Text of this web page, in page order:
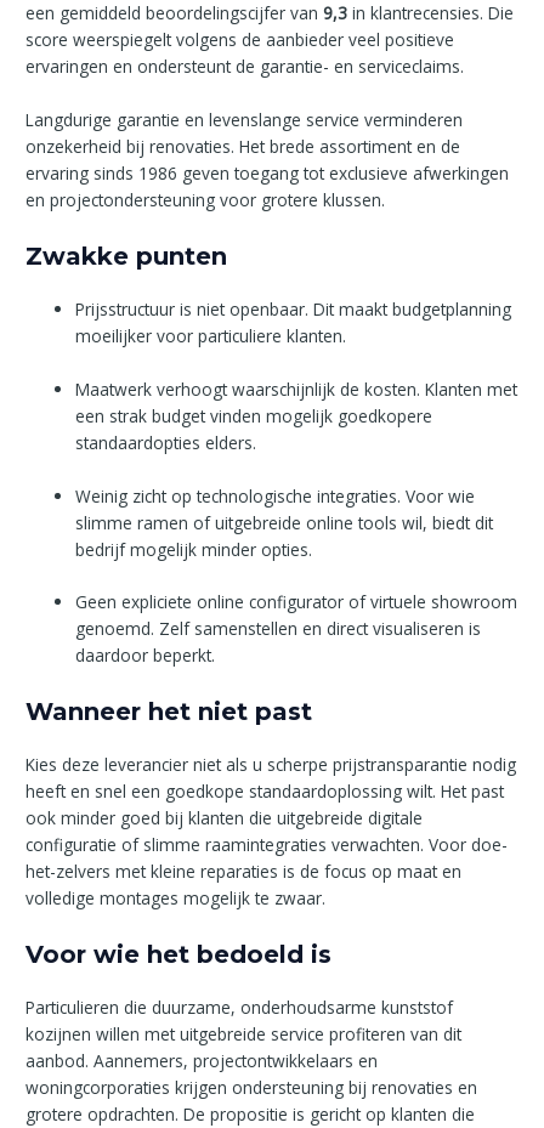
een gemiddeld beoordelingscijfer van9,3 in klantrecensies. Die
score weerspiegelt volgens de aanbieder veel positieve
ervaringen en ondersteunt de garantie- en serviceclaims.
Langdurige garantie en levenslange service verminderen
onzekerheid bij renovaties. Het brede assortiment en de
ervaring sinds 1986 geven toegang tot exclusieve afwerkingen
en projectondersteuning voor grotere klussen.
Zwakke punten
Prijsstructuur is niet openbaar. Dit maakt budgetplanning
moeilijker voor particuliere klanten.
Maatwerk verhoogt waarschijnlijk de kosten. Klanten met
een strak budget vinden mogelijk goedkopere
standaardopties elders.
Weinig zicht op technologische integraties. Voor wie
slimme ramen of uitgebreide online tools wil, biedt dit
bedrijf mogelijk minder opties.
Geen expliciete online configurator of virtuele showroom
genoemd. Zelf samenstellen en direct visualiseren is
daardoor beperkt.
Wanneer het niet past
Kies deze leverancier niet als u scherpe prijstransparantie nodig
heeft en snel een goedkope standaardoplossing wilt. Het past
ook minder goed bij klanten die uitgebreide digitale
configuratie of slimme raamintegraties verwachten. Voor doe-
het-zelvers met kleine reparaties is de focus op maat en
volledige montages mogelijk te zwaar.
Voor wie het bedoeld is
Particulieren die duurzame, onderhoudsarme kunststof
kozijnen willen met uitgebreide service profiteren van dit
aanbod. Aannemers, projectontwikkelaars en
woningcorporaties krijgen ondersteuning bij renovaties en
grotere opdrachten. De propositie is gericht op klanten die